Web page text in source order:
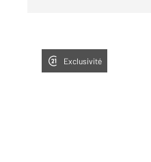
Exclusivité